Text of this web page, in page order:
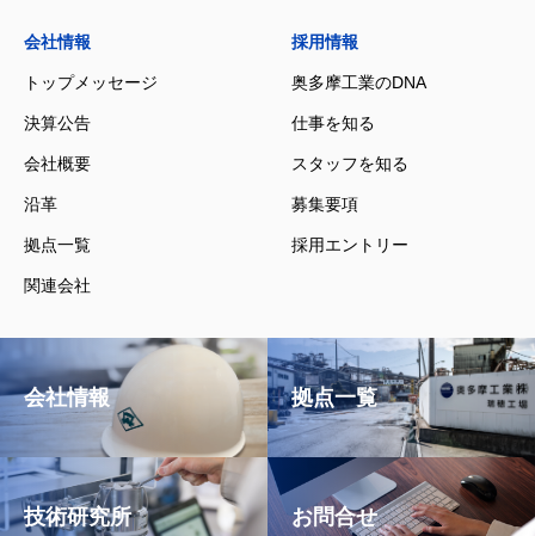
会社情報
トップメッセージ
決算公告
会社概要
沿革
拠点一覧
関連会社
採用情報
奥多摩工業のDNA
仕事を知る
スタッフを知る
募集要項
採用エントリー
会社情報 拠点一覧
技術研究所 お問合せ